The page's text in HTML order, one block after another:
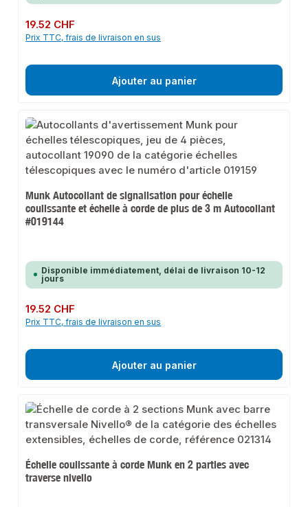
Prix régulier :
19.52 CHF
Prix TTC, frais de livraison en sus
Ajouter au panier
Munk Autocollant de signalisation pour échelle
coulissante et échelle à corde de plus de 3 m Autocollant
#019144
Disponible immédiatement, délai de livraison 10-12
jours
Prix régulier :
19.52 CHF
Prix TTC, frais de livraison en sus
Ajouter au panier
Échelle coulissante à corde Munk en 2 parties avec
traverse nivello